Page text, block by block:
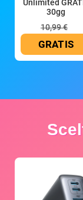
Unlimited
30gg
10,99 €
GRATIS